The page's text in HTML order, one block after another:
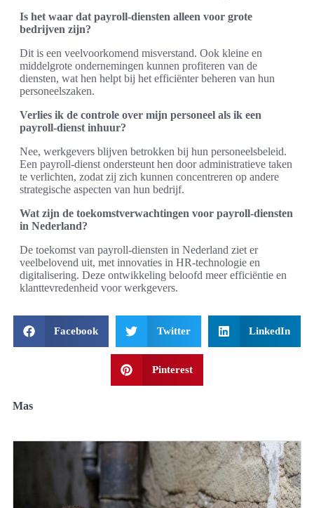
Is het waar dat payroll-diensten alleen voor grote
bedrijven zijn?
Dit is een veelvoorkomend misverstand. Ook kleine en
middelgrote ondernemingen kunnen profiteren van de
diensten, wat hen helpt bij het efficiënter beheren van hun
personeelszaken.
Verlies ik de controle over mijn personeel als ik een
payroll-dienst inhuur?
Nee, werkgevers blijven betrokken bij hun personeelsbeleid.
Een payroll-dienst ondersteunt hen door administratieve taken
te verlichten, zodat zij zich kunnen concentreren op andere
strategische aspecten van hun bedrijf.
Wat zijn de toekomstverwachtingen voor payroll-diensten
in Nederland?
De toekomst van payroll-diensten in Nederland ziet er
veelbelovend uit, met innovaties in HR-technologie en
digitalisering. Deze ontwikkeling beloofd meer efficiëntie en
klanttevredenheid voor werkgevers.
Facebook Twitter LinkedIn
Pinterest
Mas